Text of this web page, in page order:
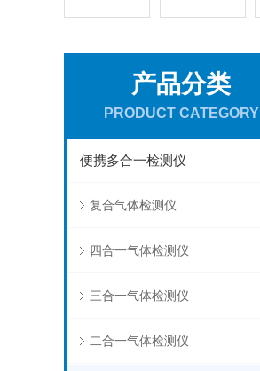
产品分类
PRODUCT CATEGORY
便携多合一检测仪
复合气体检测仪
四合一气体检测仪
三合一气体检测仪
二合一气体检测仪